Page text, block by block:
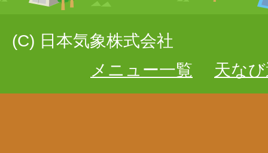
(C) 日本気象株式会社
メニュー一覧
天な